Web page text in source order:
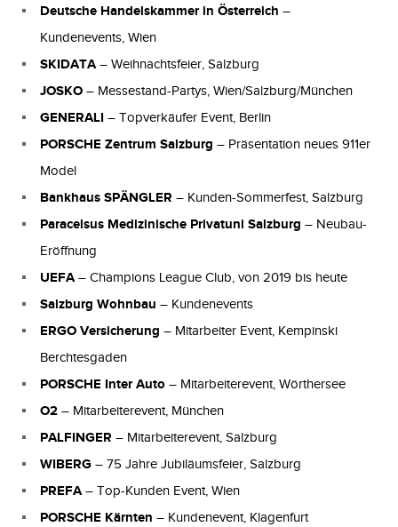
Deutsche Handelskammer in Österreich –
Kundenevents, Wien
SKIDATA– Weihnachtsfeier, Salzburg
JOSKO – Messestand-Partys, Wien/Salzburg/München
GENERALI – Topverkäufer Event, Berlin
PORSCHE Zentrum Salzburg – Präsentation neues 911er
Model
Bankhaus SPÄNGLER – Kunden-Sommerfest, Salzburg
Paracelsus Medizinische Privatuni Salzburg – Neubau-
Eröffnung
UEFA– Champions League Club, von 2019 bis heute
Salzburg Wohnbau – Kundenevents
ERGO Versicherung – Mitarbeiter Event, Kempinski
Berchtesgaden
PORSCHE Inter Auto – Mitarbeiterevent, Wörthersee
O2 – Mitarbeiterevent, München
PALFINGER – Mitarbeiterevent, Salzburg
WIBERG – 75 Jahre Jubiläumsfeier, Salzburg
PREFA– Top-Kunden Event, Wien
PORSCHE Kärnten – Kundenevent, Klagenfurt